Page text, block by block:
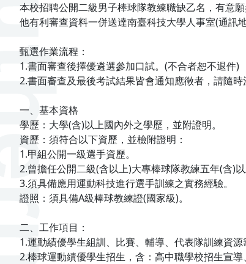
本校招聘公開二級男子棒球隊教練職缺乙名，有意
他有利審查資料一併送達南臺科技大學人事室(通訊
甄選作業流程：
1.書面審查後擇優遴選參加口試。(不合者恕不退件)
2.書面審查及最後考試結果皆會通知應徵者，請隨時
一、基本資格
學歷：大學(含)以上國內外之學歷，並附證明。
資歷：須符合以下資歷，並檢附證明：
1.甲組公開一級選手資歷。
2.曾擔任公開二級(含以上)大專棒球隊教練五年(含)
3.須具備應用運動科技進行選手訓練之實務經驗。
證照：須具備A級棒球教練證(國家級)。
二、工作項目：
1.運動績優學生組訓、比賽、輔導、代表隊訓練資源
2.棒球運動績優學生招生，含：高中職學校招生宣